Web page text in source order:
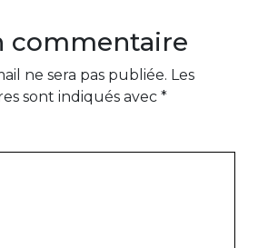
commentaire
ne sera pas publiée. Les
sont indiqués avec *